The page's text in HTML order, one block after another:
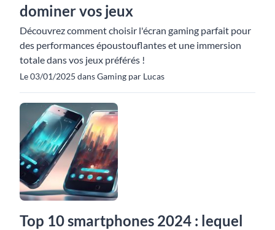
dominer vos jeux
Découvrez comment choisir l'écran gaming parfait pour
des performances époustouflantes et une immersion
totale dans vos jeux préférés !
Le 03/01/2025 dans Gaming par Lucas
Top 10 smartphones 2024 : lequel